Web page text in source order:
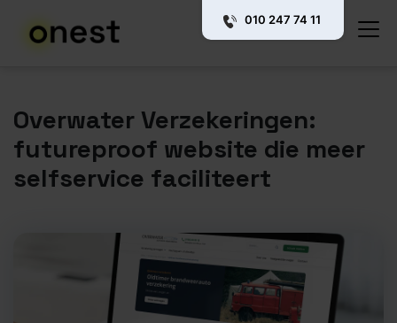
010 247 74 11
Overwater Verzekeringen:
futureproof website die meer
selfservice faciliteert